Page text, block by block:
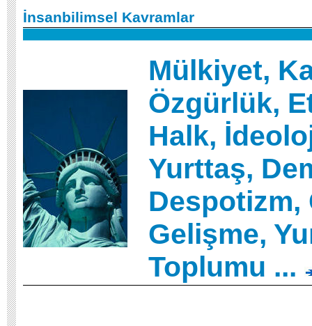
İnsanbilimsel Kavramlar
Mülkiyet,
Özgürlük,
Halk,
Yurttaş,
Despotizm,
Gelişme,
Toplumu ...